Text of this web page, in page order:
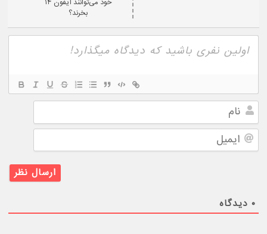
خود می‌توانند آیفون ۱۴
بخرند؟
نام
ایمیل
۰ دیدگاه